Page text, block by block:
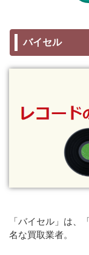
バイセル
「バイセル」は
名な買取業者。